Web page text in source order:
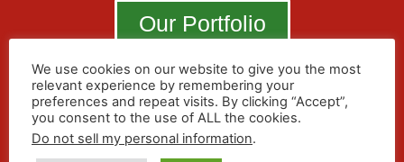
Our Portfolio
+ 57 (606) 8743900 Km 12 Vía al Magdalena - Manizales - Colombia
We use cookies on our website to give you the most
relevant experience by remembering your
preferences and repeat visits. By clicking “Accept”,
you consent to the use of ALL the cookies.
Do not sell my personal information.